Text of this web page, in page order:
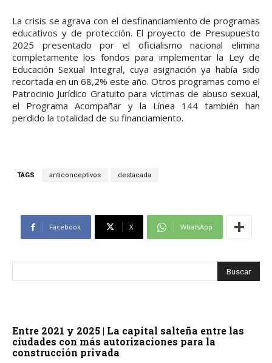
La crisis se agrava con el desfinanciamiento de programas
educativos y de protección. El proyecto de Presupuesto
2025 presentado por el oficialismo nacional elimina
completamente los fondos para implementar la Ley de
Educación Sexual Integral, cuya asignación ya había sido
recortada en un 68,2% este año. Otros programas como el
Patrocinio Jurídico Gratuito para víctimas de abuso sexual,
el Programa Acompañar y la Línea 144 también han
perdido la totalidad de su financiamiento.
TAGS anticonceptivos destacada
Facebook X WhatsApp
Entre 2021 y 2025 | La capital salteña entre las
ciudades con más autorizaciones para la
construcción privada